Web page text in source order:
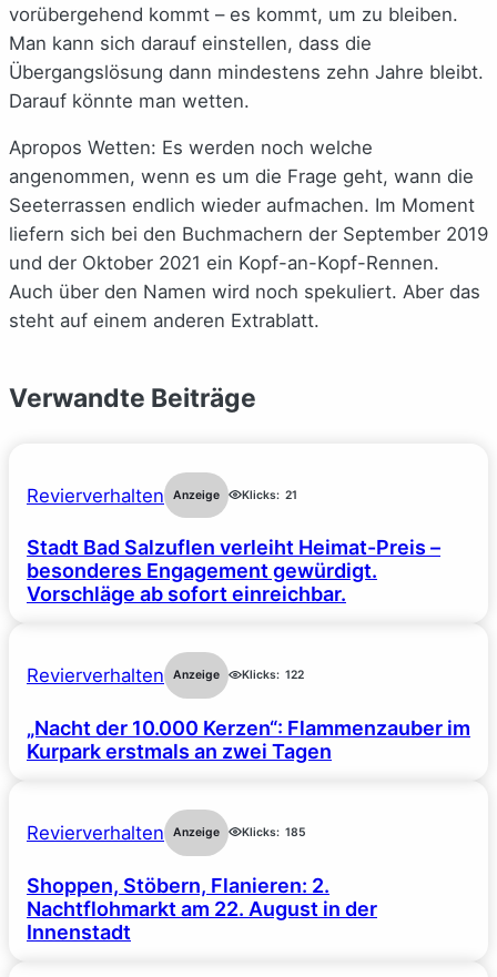
vorübergehend kommt – es kommt, um zu bleiben.
Man kann sich darauf einstellen, dass die
Übergangslösung dann mindestens zehn Jahre bleibt.
Darauf könnte man wetten.
Apropos Wetten: Es werden noch welche
angenommen, wenn es um die Frage geht, wann die
Seeterrassen endlich wieder aufmachen. Im Moment
liefern sich bei den Buchmachern der September 2019
und der Oktober 2021 ein Kopf-an-Kopf-Rennen.
Auch über den Namen wird noch spekuliert. Aber das
steht auf einem anderen Extrablatt.
Verwandte Beiträge
Revierverhalten Anzeige Klicks: 21
Stadt Bad Salzuflen verleiht Heimat-Preis –
besonderes Engagement gewürdigt.
Vorschläge ab sofort einreichbar.
Revierverhalten Anzeige Klicks: 122
„Nacht der 10.000 Kerzen“: Flammenzauber im
Kurpark erstmals an zwei Tagen
Revierverhalten Anzeige Klicks: 185
Shoppen, Stöbern, Flanieren: 2.
Nachtflohmarkt am 22. August in der
Innenstadt